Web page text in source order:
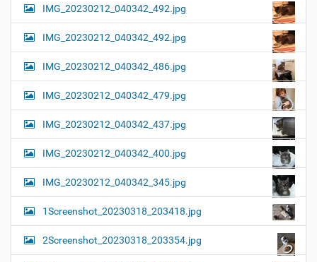
IMG_20230212_040342_492.jpg
IMG_20230212_040342_492.jpg
IMG_20230212_040342_486.jpg
IMG_20230212_040342_479.jpg
IMG_20230212_040342_437.jpg
IMG_20230212_040342_400.jpg
IMG_20230212_040342_345.jpg
1Screenshot_20230318_203418.jpg
2Screenshot_20230318_203354.jpg